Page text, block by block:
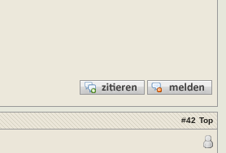
#42 Top